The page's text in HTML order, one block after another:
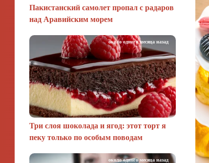
Пакистанский самолет пропал с радаров
над Аравийским морем
Три слоя шоколада и ягод: этот торт я
пеку только по особым поводам
около одного месяца назад
около одного месяца назад